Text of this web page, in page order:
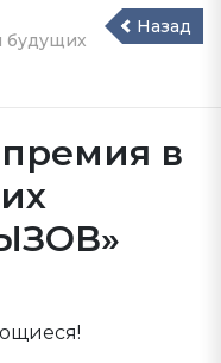
будущих
Назад
в